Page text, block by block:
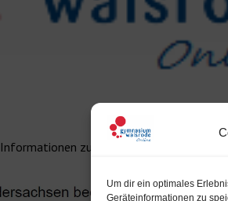
Um dir ein optimales
Geräteinformationen zu
zum Umgang mit der